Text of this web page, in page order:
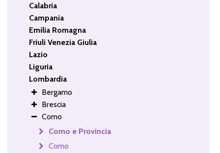
Calabria
Campania
Emilia Romagna
Friuli Venezia Giulia
Lazio
Liguria
Lombardia
Bergamo
Brescia
Como
Como e Provincia
Como